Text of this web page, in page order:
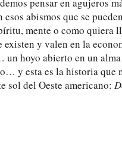
esos abismos que se
mente o como quiera
existen y valen en la
un hoyo abierto en un
y esta es la historia que
sol del Oeste americano: